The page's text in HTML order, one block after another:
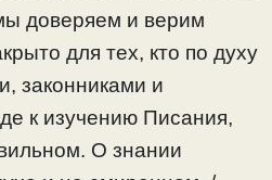
доверяем и верим
для тех, кто по духу
законниками и
к изучению Писания,
О знании